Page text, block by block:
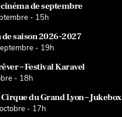
de septembre
- 15h
saison 2026-2027
- 19h
– Festival Karavel
- 18h
du Grand Lyon – Jukebox
- 17h